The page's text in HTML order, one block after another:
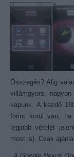
Összegés? Alig
villámgyors,
kapunk. A kezdő
forint körül van,
legjobb vételét
most is). Csak